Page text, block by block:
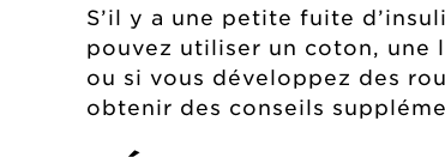
S’il y a une petite fuite
pouvez utiliser un coton, une
ou si vous développez des
obtenir des conseils